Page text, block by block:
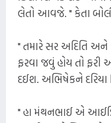
લેતો આવજે. " કેતા
" તમારે સર અદિતિ
ફરવા જવું હોય તો ફરી
દઈશ. અભિષેકને દરિયા
" હા મંથનભાઈ એ